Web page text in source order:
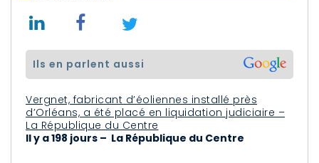
ils en parlent aussi
Vergnet, fabricant d’éoliennes installé près
d’Orléans, a été placé en liquidation judiciaire –
La République du Centre
Il y a 198 jours – La République du Centre